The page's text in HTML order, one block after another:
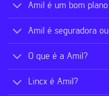
Amil é um bom
Amil é seguradora
O que é a Amil?
Lincx é Amil?